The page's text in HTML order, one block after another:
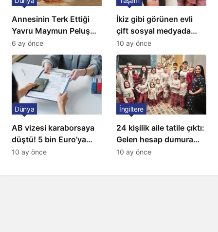
Annesinin Terk Ettiği
Yavru Maymun Peluş
Oyuncağını Anne Bildi
6 ay önce
İkiz gibi görünen evli
çift sosyal medyada
gündem oldu
10 ay önce
AB vizesi karaborsaya
düştü! 5 bin Euro’ya
varan fiyatlarla
Dünya
10 ay önce
24 kişilik aile tatile çıktı:
Gelen hesap dumura
uğrattı
İngiltere
10 ay önce